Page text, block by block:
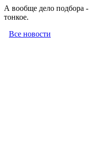
А вообще дело подбора -
тонкое.
Все новости